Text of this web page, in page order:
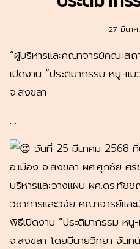
27 มีนา
“ผู้บริหารและคณาจารย์คณะส
เปิดงาน “ประติมากรรม หนู-แ
จ.สงขลา
…
วันที่ 25 มีนาคม 2568
อ.เมือง จ.สงขลา ผศ.ศุภชัย
บริหารและวางแผน ผศ.ดร.ทั
วิชาการและวิจัย คณาจารย์แล
พิธีเปิดงาน “ประติมากรรม ห
จ.สงขลา โดยมีนายวิทยา จันท